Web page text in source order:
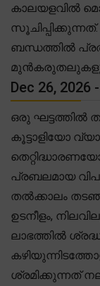
കാലയളവിൽ
ബന്ധത്തിൽ
Dec 26, 2026
ഒരു ഘട്ടത്തിൽ
കൂട്ടാളിയോ
പ്രബലമായ
തൽക്കാലം
ഉടനീളം,
ലാഭത്തിൽ
ശ്രമിക്കുന്നത്